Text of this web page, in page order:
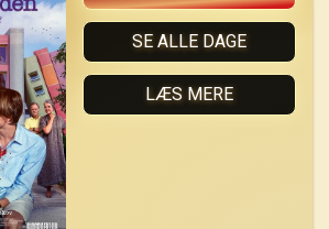
SE ALLE DAGE
LÆS MERE